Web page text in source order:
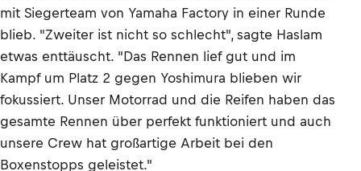
mit Siegerteam von Yamaha Factory in einer Runde
blieb. "Zweiter ist nicht so schlecht", sagte Haslam
etwas enttäuscht. "Das Rennen lief gut und im
Kampf um Platz 2 gegen Yoshimura blieben wir
fokussiert. Unser Motorrad und die Reifen haben das
gesamte Rennen über perfekt funktioniert und auch
unsere Crew hat großartige Arbeit bei den
Boxenstopps geleistet."